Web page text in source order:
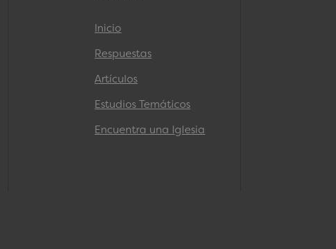
Inicio
Respuestas
Artículos
Estudios Temáticos
Encuentra una Iglesia